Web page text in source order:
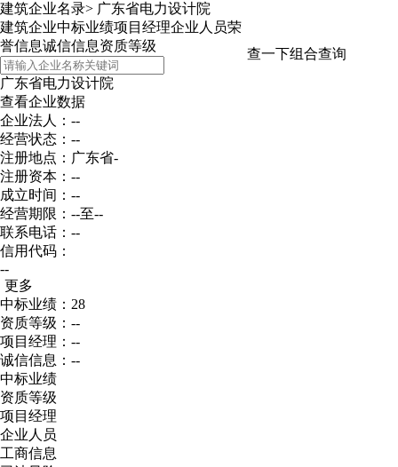
建筑企业名录> 广东省电力设计院
建筑企业中标业绩项目经理企业人员荣
誉信息诚信信息资质等级 查一下组合查询
广东省电力设计院
查看企业数据
企业法人：--
经营状态：--
注册地点：广东省-
注册资本：--
成立时间：--
经营期限：--至--
联系电话：--
信用代码：
--
更多
中标业绩：28
资质等级：--
项目经理：--
诚信信息：--
中标业绩
资质等级
项目经理
企业人员
工商信息